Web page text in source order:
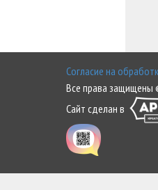
Согласие на
Все права защищены
Сайт сделан в